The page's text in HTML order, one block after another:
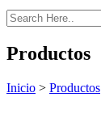
Productos
Inicio > Productos